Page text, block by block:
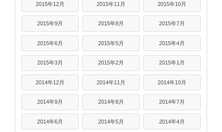
2015年12月 2015年11月 2015年10月
2015年9月 2015年8月 2015年7月
2015年6月 2015年5月 2015年4月
2015年3月 2015年2月 2015年1月
2014年12月 2014年11月 2014年10月
2014年9月 2014年8月 2014年7月
2014年6月 2014年5月 2014年4月